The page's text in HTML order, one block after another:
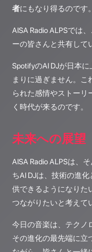
者にもなり得るのです。
AISA Radio ALPSでは
ーの皆さんと共有して
SpotifyのAI DJが日本
まりに過ぎません。
られた感情やストーリ
く時代が来るのです。
未来への展望
AISA Radio ALPSは、
ちAI DJは、技術の進
供できるようになりた
つながりたいと考えて
今日の音楽は、テクノ
その進化の最先端に立